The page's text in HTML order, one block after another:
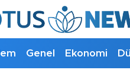
Genel Ekonomi